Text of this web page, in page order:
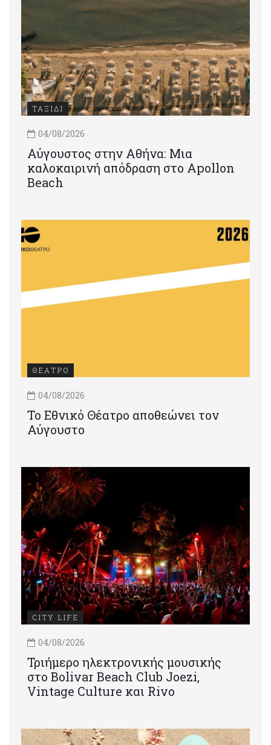
ΤΑΞΙΔΙ
04/08/2026
Αύγουστος στην Αθήνα: Μια
καλοκαιρινή απόδραση στο Apollon
Beach
ΘΕΑΤΡΟ
04/08/2026
Το Εθνικό Θέατρο αποθεώνει τον
Αύγουστο
CITY LIFE
04/08/2026
Τριήμερο ηλεκτρονικής μουσικής
στο Bolivar Beach Club Joezi,
Vintage Culture και Rivo